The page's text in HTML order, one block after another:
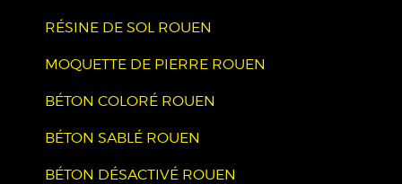
RÉSINE DE SOL ROUEN
MOQUETTE DE PIERRE ROUEN
BÉTON COLORÉ ROUEN
BÉTON SABLÉ ROUEN
BÉTON DÉSACTIVÉ ROUEN